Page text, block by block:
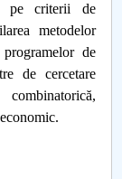
pe criterii de
metodelor
de
de cercetare